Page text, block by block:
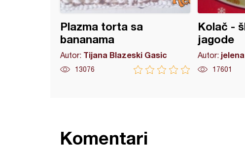
Plazma torta sa
bananama
Autor: Tijana Blazeski Gasic
13076
Kolač -
jagode
Autor:
17601
Komentari